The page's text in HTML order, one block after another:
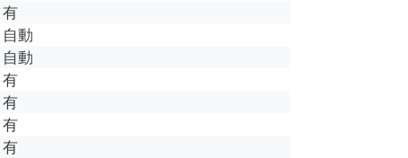
有
自動
自動
有
有
有
有